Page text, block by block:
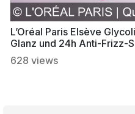
L’Oréal Paris Elsève
Glanz und 24h Anti-Frizz-
628 views